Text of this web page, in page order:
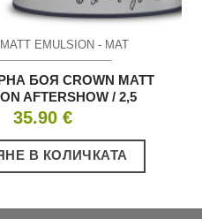
EMULSION - МАТ
БОЯ CROWN MATT
AFTERSHOW / 2,5
35.90€
В КОЛИЧКАТА